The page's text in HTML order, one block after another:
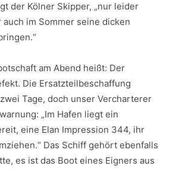
der Kölner Skipper, „nur leider
auch im Sommer seine dicken
am Abend heißt: Der
Die Ersatzteilbeschaffung
Tage, doch unser Vercharterer
„Im Hafen liegt ein
eine Elan Impression 344, ihr
Das Schiff gehört ebenfalls
es ist das Boot eines Eigners aus